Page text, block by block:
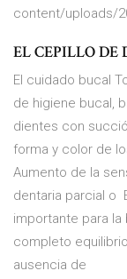
content/uploads/
EL CEPILLO DE
El cuidado bucal
de higiene bucal,
dientes con
forma y color de
Aumento de la
dentaria parcial o
importante para la
completo
ausencia de